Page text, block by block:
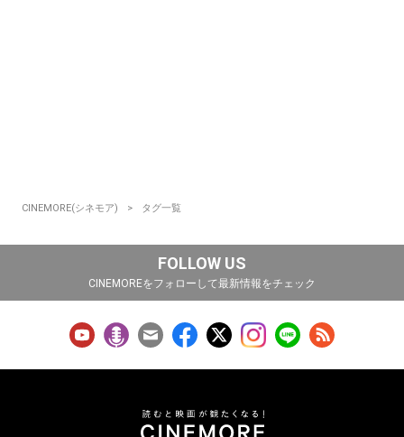
CINEMORE(シネモア) タグ一覧
FOLLOW US
CINEMOREをフォローして最新情報をチェック